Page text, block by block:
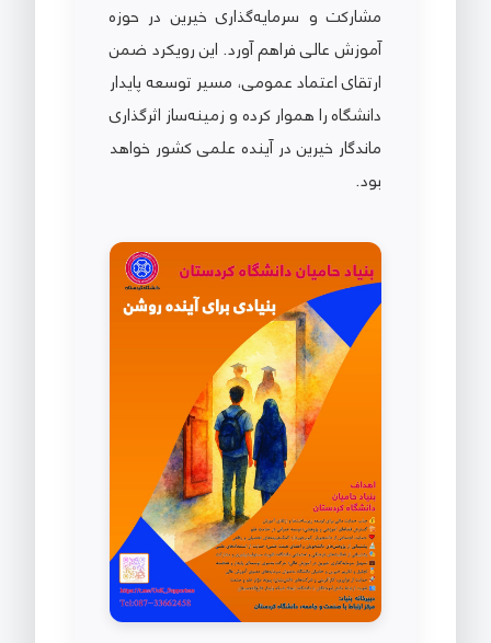
مشارکت و سرمایه‌گذاری خیرین در حوزه
آموزش عالی فراهم آورد. این رویکرد ضمن
ارتقای اعتماد عمومی، مسیر توسعه پایدار
دانشگاه را هموار کرده و زمینه‌ساز اثرگذاری
ماندگار خیرین در آینده علمی کشور خواهد
بود.